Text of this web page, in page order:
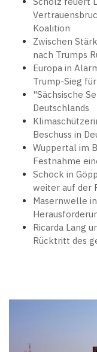
Koalition
Zwischen
nach Trumps
Europa in
Trump-Sieg
"Sächsische
Deutschlands
Beschuss in
Wuppertal im
Festnahme
Schock in
weiter auf der
Masernwelle
Ricarda Lang
Rücktritt des